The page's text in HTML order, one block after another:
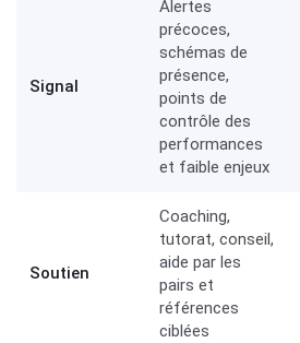
Signal
Alertes
précoces,
schémas de
présence,
points de
contrôle des
performances
et faible enjeux
Soutien
Coaching,
tutorat, conseil,
aide par les
pairs et
références
ciblées